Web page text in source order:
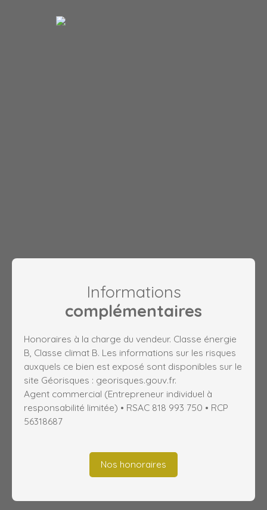
Informations
complémentaires
Honoraires à la charge du vendeur. Classe énergie
B, Classe climat B. Les informations sur les risques
auxquels ce bien est exposé sont disponibles sur le
site Géorisques : georisques.gouv.fr.
Agent commercial (Entrepreneur individuel à
responsabilité limitée) • RSAC 818 993 750 • RCP
56318687
Nos honoraires